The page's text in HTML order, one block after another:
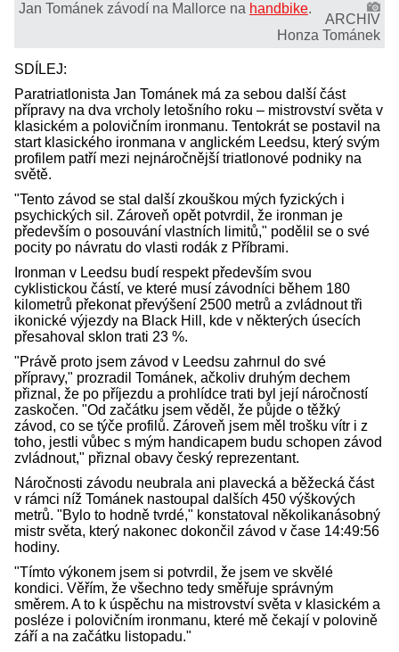
Jan Tománek závodí na Mallorce na handbike.
ARCHIV
Honza Tománek
SDÍLEJ:
Paratriatlonista Jan Tománek má za sebou další část
přípravy na dva vrcholy letošního roku – mistrovství světa v
klasickém a polovičním ironmanu. Tentokrát se postavil na
start klasického ironmana v anglickém Leedsu, který svým
profilem patří mezi nejnáročnější triatlonové podniky na
světě.
"Tento závod se stal další zkouškou mých fyzických i
psychických sil. Zároveň opět potvrdil, že ironman je
především o posouvání vlastních limitů," podělil se o své
pocity po návratu do vlasti rodák z Příbrami.
Ironman v Leedsu budí respekt především svou
cyklistickou částí, ve které musí závodníci během 180
kilometrů překonat převýšení 2500 metrů a zvládnout tři
ikonické výjezdy na Black Hill, kde v některých úsecích
přesahoval sklon trati 23 %.
"Právě proto jsem závod v Leedsu zahrnul do své
přípravy," prozradil Tománek, ačkoliv druhým dechem
přiznal, že po příjezdu a prohlídce trati byl její náročností
zaskočen. "Od začátku jsem věděl, že půjde o těžký
závod, co se týče profilů. Zároveň jsem měl trošku vítr i z
toho, jestli vůbec s mým handicapem budu schopen závod
zvládnout," přiznal obavy český reprezentant.
Náročnosti závodu neubrala ani plavecká a běžecká část
v rámci níž Tománek nastoupal dalších 450 výškových
metrů. "Bylo to hodně tvrdé," konstatoval několikanásobný
mistr světa, který nakonec dokončil závod v čase 14:49:56
hodiny.
"Tímto výkonem jsem si potvrdil, že jsem ve skvělé
kondici. Věřím, že všechno tedy směřuje správným
směrem. A to k úspěchu na mistrovství světa v klasickém a
posléze i polovičním ironmanu, které mě čekají v polovině
září a na začátku listopadu."